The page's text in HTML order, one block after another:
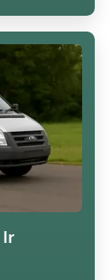
lr